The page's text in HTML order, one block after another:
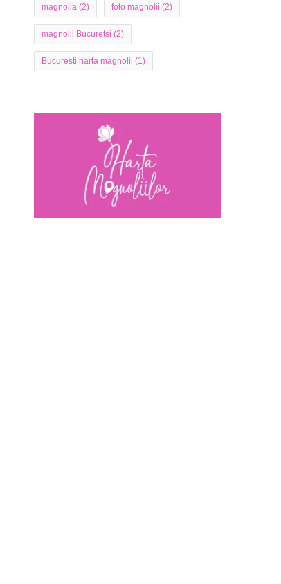
magnolia (2) foto magnolii (2)
magnolii Bucuretsi (2)
Bucuresti harta magnolii (1)